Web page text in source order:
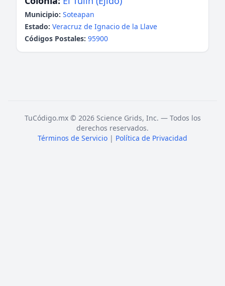
Municipio: Soteapan
Estado: Veracruz de Ignacio de la Llave
Códigos Postales: 95900
TuCódigo.mx © 2026 Science Grids, Inc. — Todos los
derechos reservados.
Términos de Servicio | Política de Privacidad